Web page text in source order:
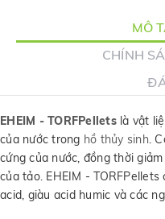
MÔ
CHÍNH
EHEIM - TORFPelletslà vật
của nước trong hồ thủy sinh.
cứng của nước, đồng thời
của tảo. EHEIM -
acid, giàu acid humic và các